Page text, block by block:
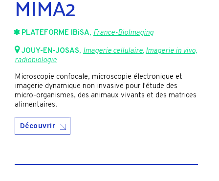
PLATEFORME IBiSA, France-BioImaging
JOUY-EN-JOSAS, Imagerie cellulaire,Imagerie in vivo,
radiobiologie
Microscopie confocale, microscopie électronique et
imagerie dynamique non invasive pour l'étude des
micro-organismes, des animaux vivants et des matrices
alimentaires.
Découvrir